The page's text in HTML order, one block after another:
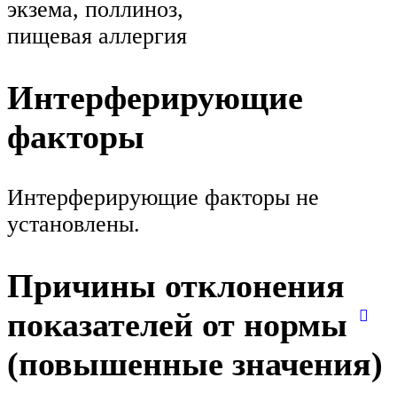
экзема, поллиноз,
пищевая аллергия
Интерферирующие
факторы
Интерферирующие факторы не
установлены.
Причины отклонения
показателей от нормы
(повышенные значения)